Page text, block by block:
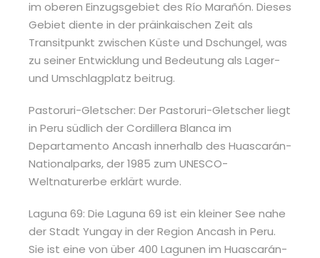
im oberen Einzugsgebiet des Río Marañón. Dieses
Gebiet diente in der präinkaischen Zeit als
Transitpunkt zwischen Küste und Dschungel, was
zu seiner Entwicklung und Bedeutung als Lager-
und Umschlagplatz beitrug.
Pastoruri-Gletscher: Der Pastoruri-Gletscher liegt
in Peru südlich der Cordillera Blanca im
Departamento Ancash innerhalb des Huascarán-
Nationalparks, der 1985 zum UNESCO-
Weltnaturerbe erklärt wurde.
Laguna 69: Die Laguna 69 ist ein kleiner See nahe
der Stadt Yungay in der Region Ancash in Peru.
Sie ist eine von über 400 Lagunen im Huascarán-